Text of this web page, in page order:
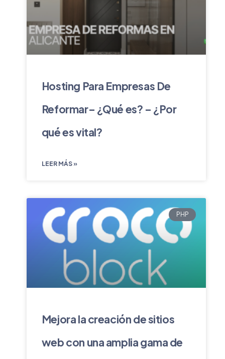
Hosting Para Empresas De
Reformar– ¿Qué es? – ¿Por
qué es vital?
LEER MÁS »
PHP
Mejora la creación de sitios
web con una amplia gama de